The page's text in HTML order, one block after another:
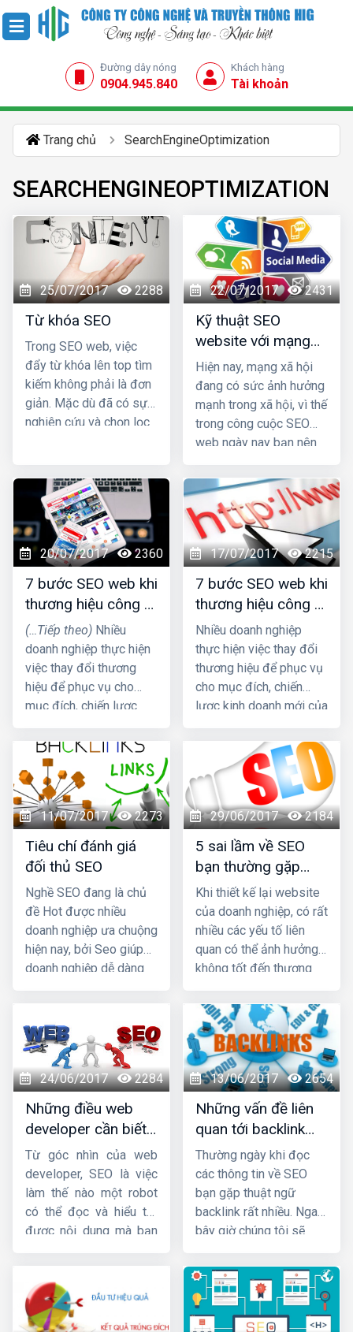
Đường dây nóng
0904.945.840
Khách hàng
Tài khoản
Trang chủ SearchEngineOptimization
SEARCHENGINEOPTIMIZATION
25/07/2017 2288
Từ khóa SEO
Trong SEO web, việc
đẩy từ khóa lên top tìm
kiếm không phải là đơn
giản. Mặc dù đã có sự
nghiên cứu và chọn lọc
và thủ thuật, thế nhưng,
từ khóa vẫn mãi “giậm
chân tại chỗ”. Dưới đây
là nguyên nhân và cách
khắc phục tình trạng
22/07/2017 2431
Kỹ thuật SEO
website với mạng
xã hội
Hiện nay, mạng xã hội
đang có sức ảnh hưởng
mạnh trong xã hội, vì thế
trong công cuộc SEO
web ngày nay bạn nên
kênh mạng xã hội để
website bạn nhanh
chóng được nhiều người
biết đến và mang lại
hiệu quả kinh doanh.
Hiện có nhiều loại hình
mạng xã hội mà bạn có
thể tận dụng như:
Facebook, Twitter,
Google+,…Trong đó,
facebook và Twitter là
được sử dụng phổ biến
nhất.
20/07/2017 2360
7 bước SEO web khi
thương hiệu công ty
thay đổi (P2)
(…Tiếp theo) Nhiều
doanh nghiệp thực hiện
việc thay đổi thương
hiệu để phục vụ cho
mục đích, chiến lược
mình. Tuy nhiên, điều
này có thể ảnh hưởng
đếnthiết kế website
cũng như thứ hạng của
website trên kết quả
tìm kiếm. Dưới đây là 7
bước
SEO
web khi
thương hiệu công ty
thay đổi.
17/07/2017 2215
7 bước SEO web khi
thương hiệu công ty
thay đổi (P1)
Nhiều doanh nghiệp
thực hiện việc thay đổi
thương hiệu để phục vụ
cho mục đích, chiến
lược kinh doanh mới của
này có thể ảnh hưởng
thiết kế website
cũng như thứ hạng của
website trên kết quả
tìm kiếm. Dưới đây là 7
bước SEO web khi
thương hiệu công ty
thay đổi.
11/07/2017 2273
Tiêu chí đánh giá
đối thủ SEO
Nghề SEO đang là chủ
đề Hot được nhiều
doanh nghiệp ưa chuộng
hiện nay, bởi Seo giúp
doanh nghiệp dễ dàng
trường. Tuy nhiên, hiện
thị trườngSEOlại có
tính cạnh tranh khốc liệt,
nếu bạn không xây dựng
cho mình chiến lược
đúng đắn sẽ dễ bị đối
thủ đánh bại, đồng
nghĩa với website Seo
của bạn cũng đạt được
thứ hàng cao.
29/06/2017 2184
5 sai lầm về SEO
bạn thường gặp
phải khi thiết kế lại
website
Khi thiết kế lại website
của doanh nghiệp, có rất
nhiều các yếu tố liên
quan có thể ảnh hưởng
không tốt đến thương
đó. Làm thế nào để điều
đó không xảy ra.
24/06/2017 2284
Những điều web
developer cần biết
về SEO
Từ góc nhìn của web
developer, SEO là việc
làm thế nào một robot
có thể đọc và hiểu tốt
được nội dung mà bạn
có thể đọc, hiểu dễ dàng
một nội dung cũng có
ích với con người.
13/06/2017 2654
Những vấn đề liên
quan tới backlink
trong SEO
Thường ngày khi đọc
các thông tin về SEO
bạn gặp thuật ngữ
backlink rất nhiều. Ngay
bây giờ chúng tôi sẽ
về định nghĩa và những
vấn đề xung quanh đến
nó để giúp bạn có một
cái nhìn toàn cảnh về